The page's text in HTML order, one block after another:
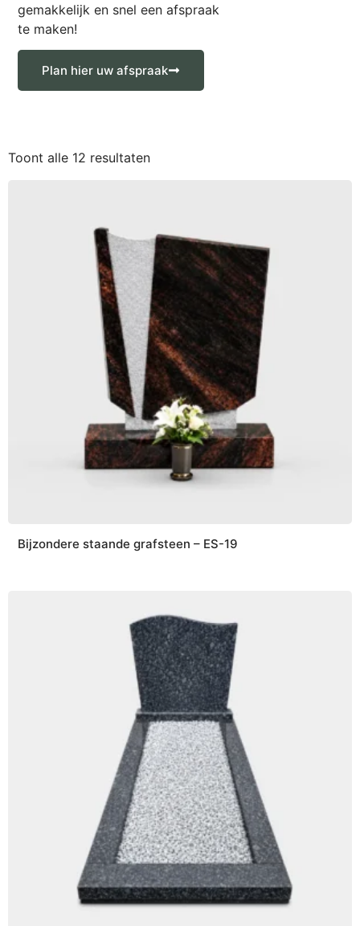
gemakkelijk en snel een afspraak
te maken!
Plan hier uw afspraak
Toont alle 12 resultaten
Bijzondere staande grafsteen – ES-19